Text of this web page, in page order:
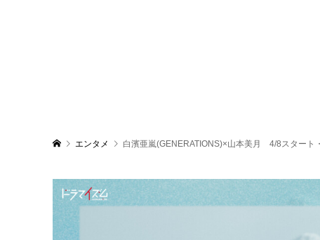
エンタメ 白濱亜嵐(GENERATIONS)×山本美月 4/8スター